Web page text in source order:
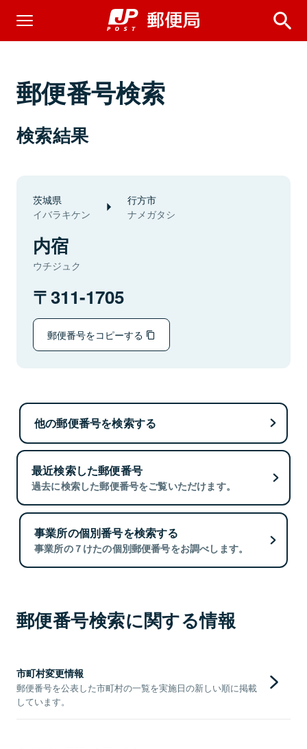
郵便番号検索
検索結果
茨城県
イバラキケン
行方市
ナメガタシ
内宿
ウチジュク
311-1705
郵便番号をコピーする
他の郵便番号を検索する
最近検索した郵便番号
過去に検索した郵便番号をご覧いただけます。
事業所の個別番号を検索する
事業所の７けたの個別郵便番号をお調べします。
郵便番号検索に関する情報
市町村変更情報
郵便番号を公表した市町村の一覧を実施日の新しい順に掲載
しています。